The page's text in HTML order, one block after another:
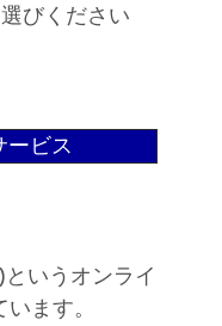
びください
ービス
いうオンライ
ます。